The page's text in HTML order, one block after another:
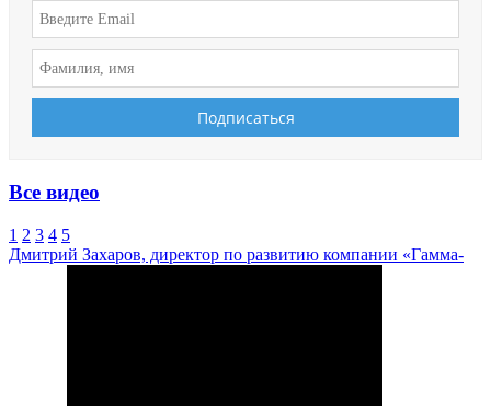
Все видео
1 2 3 4 5
Дмитрий Захаров, директор по развитию компании «Гамма-